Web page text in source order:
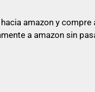
amazon y compre
a amazon sin